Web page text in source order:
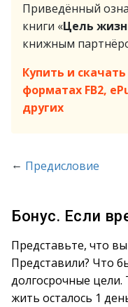
Приведённый
книги «Цель
книжным
Купить и
форматах FB2,
других
← Предисловие
Бонус. Если
Представьте, что
Представили? Что
долгосрочные цели.
жить осталось 1